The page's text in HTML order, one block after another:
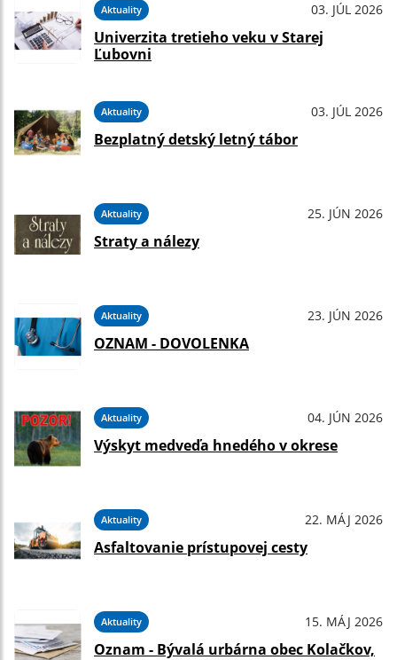
Aktuality 03. JÚL 2026
Univerzita tretieho veku v Starej
Ľubovni
Aktuality 03. JÚL 2026
Bezplatný detský letný tábor
Aktuality 25. JÚN 2026
Straty a nálezy
Aktuality 23. JÚN 2026
OZNAM - DOVOLENKA
Aktuality 04. JÚN 2026
Výskyt medveďa hnedého v okrese
Aktuality 22. MÁJ 2026
Asfaltovanie prístupovej cesty
Aktuality 15. MÁJ 2026
Oznam - Bývalá urbárna obec Kolačkov,